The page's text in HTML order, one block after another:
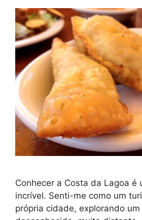
Conhecer a Costa da Lagoa é
incrível. Senti-me como um
própria cidade, explorando um